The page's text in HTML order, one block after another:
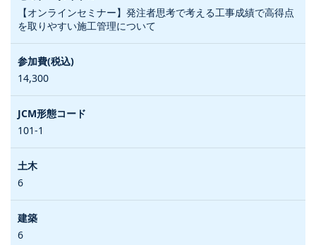
【オンラインセミナー】発注者思考で考える工事成績で高得点
を取りやすい施工管理について
14,300
101-1
6
6